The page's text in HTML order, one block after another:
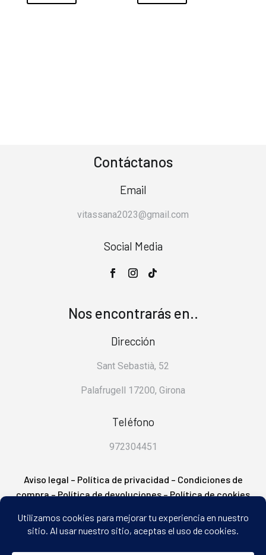
Contáctanos
Email
vitassana2023@gmail.com
Social Media
Nos encontrarás en..
Dirección
Sant Sebastià, 52
Palafrugell 17200, Girona
Teléfono
972304451
Aviso legal – Política de privacidad – Condiciones de
compra–Política de devoluciones–Política de cookies